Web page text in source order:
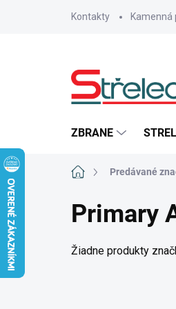
Kontakty Kamenná
ZBRANE
DomovPredávané
Primary
Žiadne produkty